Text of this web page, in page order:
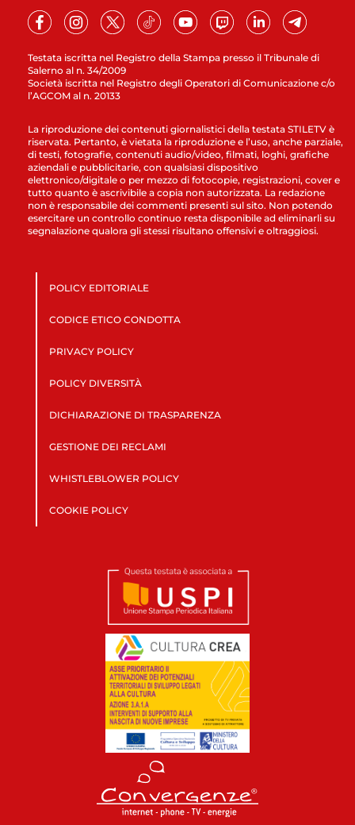
Testata iscritta nel Registro della Stampa presso il Tribunale di
Salerno al n. 34/2009
Società iscritta nel Registro degli Operatori di Comunicazione c/o
l’AGCOM al n. 20133
La riproduzione dei contenuti giornalistici della testata STILETV è
riservata. Pertanto, è vietata la riproduzione e l’uso, anche parziale,
di testi, fotografie, contenuti audio/video, filmati, loghi, grafiche
aziendali e pubblicitarie, con qualsiasi dispositivo
elettronico/digitale o per mezzo di fotocopie, registrazioni, cover e
tutto quanto è ascrivibile a copia non autorizzata. La redazione
non è responsabile dei commenti presenti sul sito. Non potendo
esercitare un controllo continuo resta disponibile ad eliminarli su
segnalazione qualora gli stessi risultano offensivi e oltraggiosi.
POLICY EDITORIALE
CODICE ETICO CONDOTTA
PRIVACY POLICY
POLICY DIVERSITÀ
DICHIARAZIONE DI TRASPARENZA
GESTIONE DEI RECLAMI
WHISTLEBLOWER POLICY
COOKIE POLICY